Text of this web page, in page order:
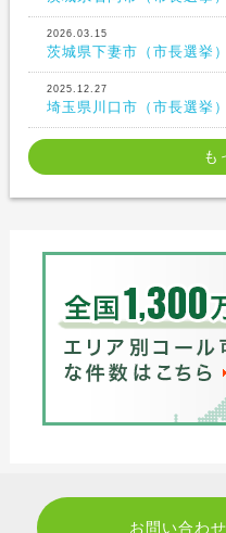
2026.03.15
茨城県下妻市（市長選挙）
2025.12.27
埼玉県川口市（市長選挙）
も
お問い合わ